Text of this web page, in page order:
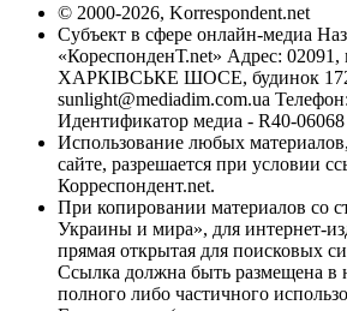
© 2000-2026, Korrespondent.net
Субъект в сфере онлайн-медиа
«КореспонденТ.net» Адрес: 02091,
ХАРКІВСЬКЕ ШОСЕ, будинок
sunlight@mediadim.com.ua
Идентификатор медиа - R40-06068
Использование любых
сайте, разрешается при условии
Корреспондент.net.
При копировании материалов со
Украины и мира», для интернет-
прямая открытая для поисковых
Ссылка должна быть размещена в
полного либо частичного